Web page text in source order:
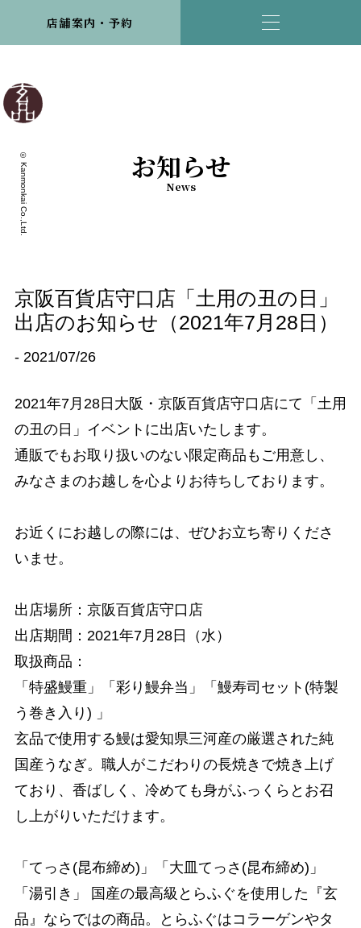
店舗案内・予約
© Kanmonkai Co.,Ltd. お知らせ
News
京阪百貨店守口店「土用の丑の日」
出店のお知らせ（2021年7月28日）
- 2021/07/26
2021年7月28日大阪・京阪百貨店守口店にて「土用
の丑の日」イベントに出店いたします。
通販でもお取り扱いのない限定商品もご用意し、
みなさまのお越しを心よりお待ちしております。
お近くにお越しの際には、ぜひお立ち寄りくださ
いませ。
出店場所：京阪百貨店守口店
出店期間：2021年7月28日（水）
取扱商品：
「特盛鰻重」「彩り鰻弁当」「鰻寿司セット(特製
う巻き入り) 」
玄品で使用する鰻は愛知県三河産の厳選された純
国産うなぎ。職人がこだわりの長焼きで焼き上げ
ており、香ばしく、冷めても身がふっくらとお召
し上がりいただけます。
「てっさ(昆布締め)」「大皿てっさ(昆布締め)」
「湯引き」 国産の最高級とらふぐを使用した『玄
品』ならではの商品。とらふぐはコラーゲンやタ